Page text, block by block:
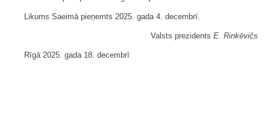
Likums Saeimā pieņemts 2025. gada 4. decembrī.
Valsts prezidents E. Rinkēvičs
Rīgā 2025. gada 18. decembrī